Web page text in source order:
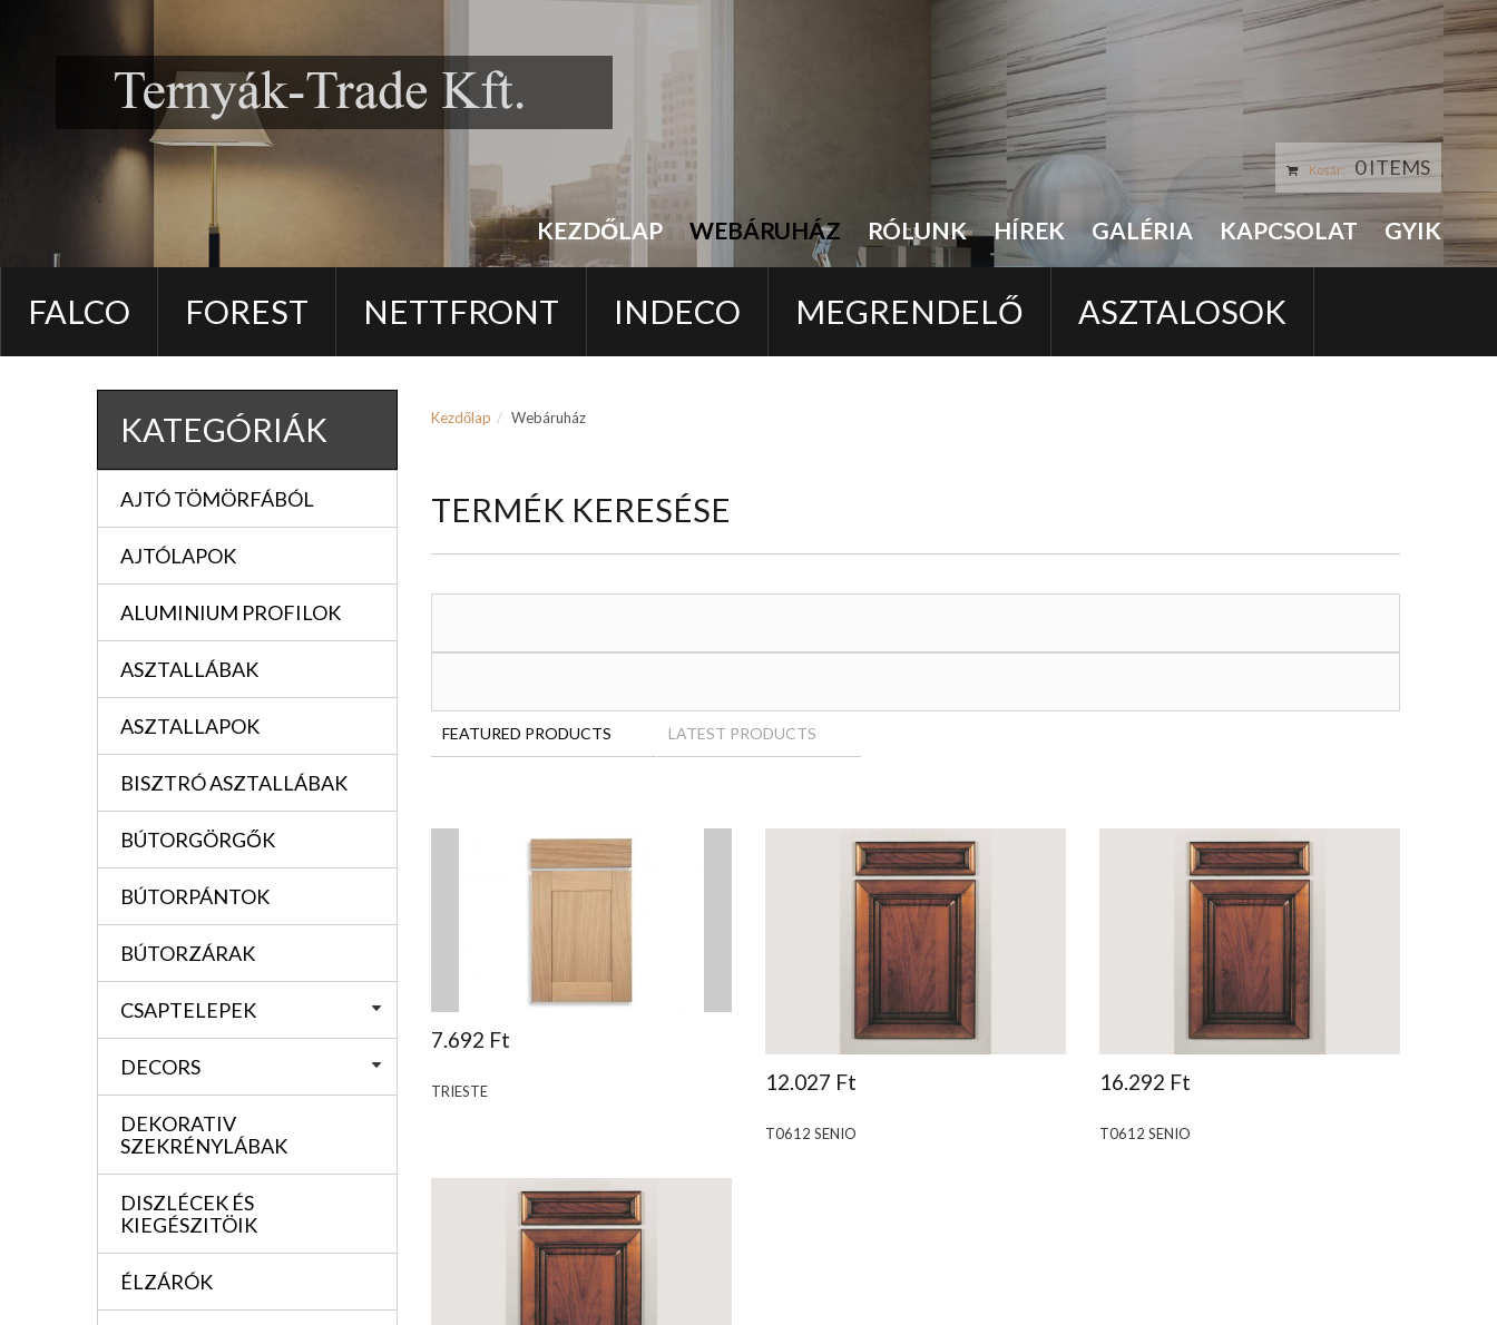
KEZDŐLAP WEBÁRUHÁZ RÓLUNK HÍREK GALÉRIA KAPCSOLAT GYIK
Kosár: 0 ITEMS
FALCO FOREST NETTFRONT INDECO MEGRENDELŐ ASZTALOSOK
KATEGÓRIÁK
AJTÓ TÖMÖRFÁBÓL
AJTÓLAPOK
ALUMINIUM PROFILOK
ASZTALLÁBAK
ASZTALLAPOK
BISZTRÓ ASZTALLÁBAK
BÚTORGÖRGŐK
BÚTORPÁNTOK
BÚTORZÁRAK
CSAPTELEPEK
DECORS
DEKORATIV
SZEKRÉNYLÁBAK
DISZLÉCEK ÉS
KIEGÉSZITÖIK
ÉLZÁRÓK
Kezdőlap Webáruház
TERMÉK KERESÉSE
FEATURED PRODUCTS LATEST PRODUCTS
7.692 Ft
TRIESTE 12.027 Ft
T0612 SENIO
16.292 Ft
T0612 SENIO